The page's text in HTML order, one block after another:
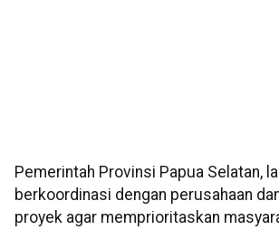
Pemerintah Provinsi Papua Selatan,
berkoordinasi dengan perusahaan
proyek agar memprioritaskan